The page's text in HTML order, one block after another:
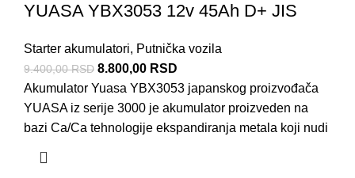
YUASA YBX3053 12v 45Ah D+ JIS
Starter akumulatori, Putnička vozila
9.400,00RSD 8.800,00 RSD
Akumulator Yuasa YBX3053 japanskog proizvođača
YUASA iz serije 3000 je akumulator proizveden na
bazi Ca/Ca tehnologije ekspandiranja metala koji nudi